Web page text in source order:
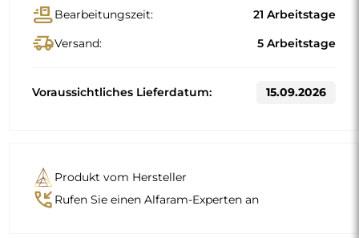
conveyor_beltBearbeitungszeit: 21 Arbeitstage
delivery_truck_speedVersand: 5 Arbeitstage
Voraussichtliches Lieferdatum: 15.09.2026
Produkt vom Hersteller
phone_callback Rufen Sie einen Alfaram-Experten an